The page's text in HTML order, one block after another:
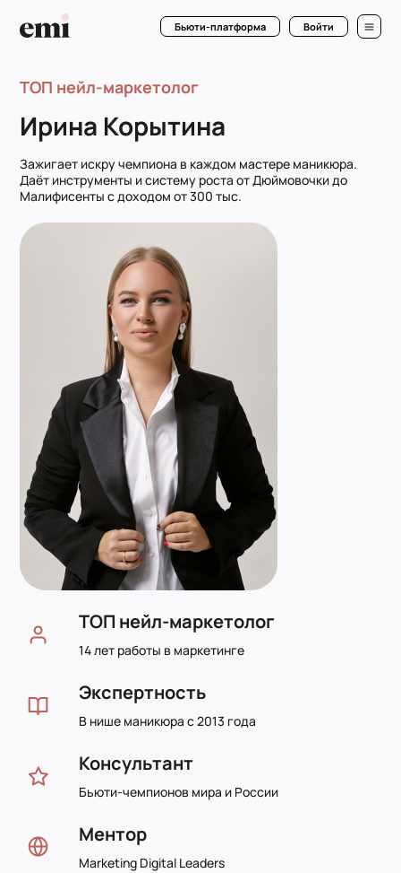
Бьюти-платформа Войти
ТОП нейл-маркетолог
Ирина Корытина
Зажигает искру чемпиона в каждом мастере маникюра.
Даёт инструменты и систему роста от Дюймовочки до
Малифисенты с доходом от 300 тыс.
ТОП нейл-маркетолог
14 лет работы в маркетинге
Экспертность
В нише маникюра с 2013 года
Консультант
Бьюти-чемпионов мира и России
Ментор
Marketing Digital Leaders